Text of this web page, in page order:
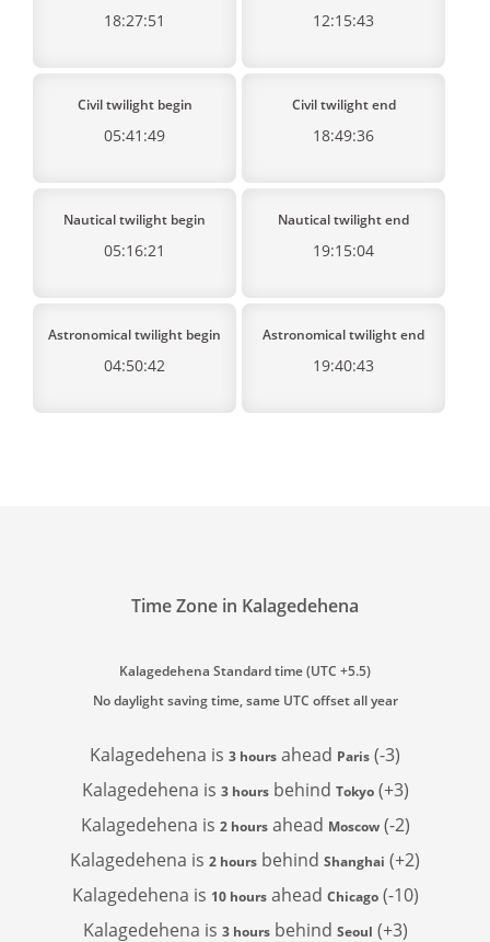
18:27:51 12:15:43
Civil twilight begin
05:41:49
Civil twilight end
18:49:36
Nautical twilight begin
05:16:21
Nautical twilight end
19:15:04
Astronomical twilight begin
04:50:42
Astronomical twilight end
19:40:43
Time Zone in Kalagedehena
Kalagedehena Standard time (UTC +5.5)
No daylight saving time, same UTC offset all year
Kalagedehena is 3 hours ahead Paris (-3)
Kalagedehena is 3 hoursbehind Tokyo(+3)
Kalagedehena is 2 hoursahead Moscow(-2)
Kalagedehena is 2 hours behind Shanghai (+2)
Kalagedehena is 10 hoursahead Chicago(-10)
Kalagedehena is 3 hoursbehind Seoul (+3)